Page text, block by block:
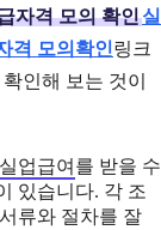
자격 모의 확인실
격 모의확인링크
인해 보는 것이
실업급여 를 받을 수
있습니다. 각 조
류와 절차를 잘